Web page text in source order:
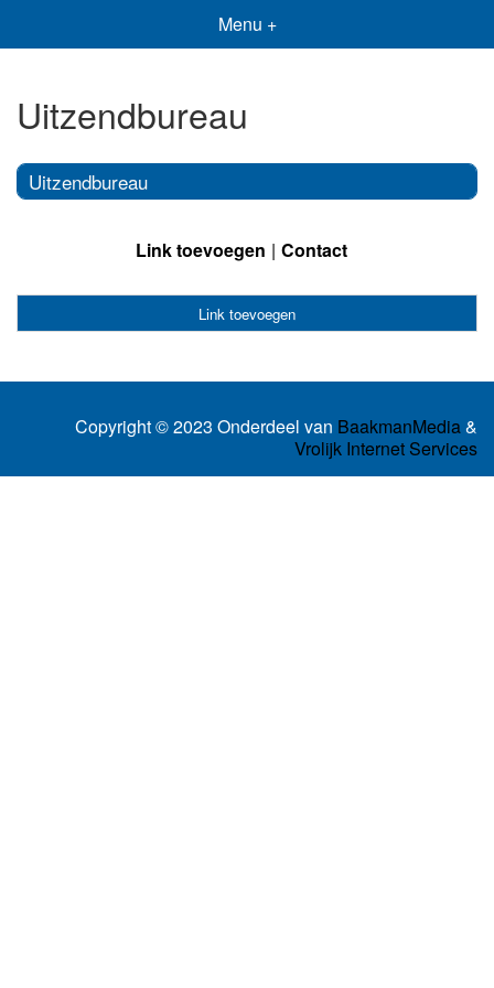
Menu +
Uitzendbureau
Uitzendbureau
Link toevoegen Contact
Link toevoegen
Copyright © 2023 Onderdeel van BaakmanMedia&
Vrolijk Internet Services